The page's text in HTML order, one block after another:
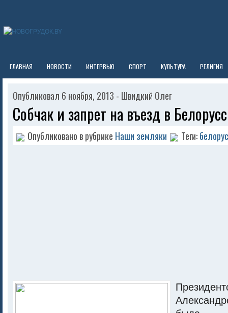
ГЛАВНАЯ НОВОСТИ ИНТЕРВЬЮ СПОРТ КУЛЬТУРА РЕЛИГИЯ
Опубликовал 6 ноября, 2013 - Швидкий Олег
Собчак и запрет на въезд в
Опубликовано в рубрике Наши земляки Теги: